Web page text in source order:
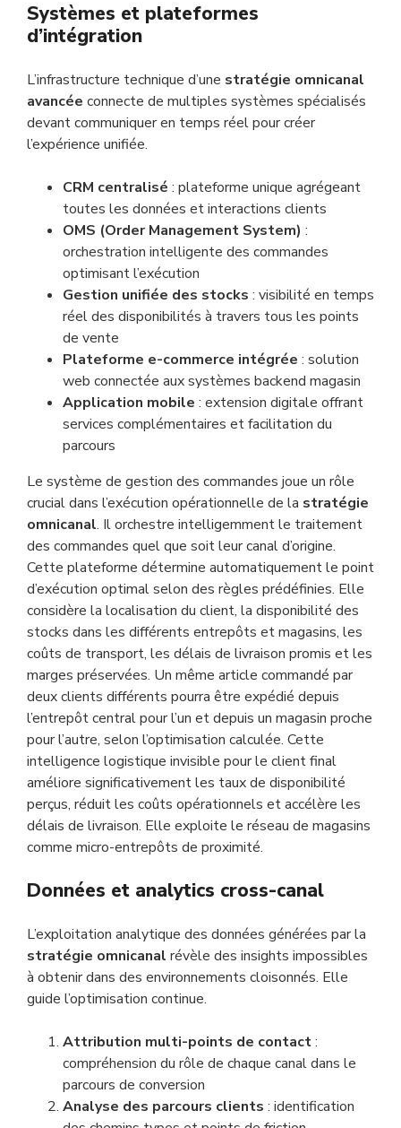
Systèmes et plateformes
d’intégration
L’infrastructure technique d’une stratégie omnicanal
avancée connecte de multiples systèmes spécialisés
devant communiquer en temps réel pour créer
l’expérience unifiée.
CRM centralisé : plateforme unique agrégeant
toutes les données et interactions clients
OMS (Order Management System) :
orchestration intelligente des commandes
optimisant l’exécution
Gestion unifiée des stocks : visibilité en temps
réel des disponibilités à travers tous les points
de vente
Plateforme e-commerce intégrée : solution
web connectée aux systèmes backend magasin
Application mobile : extension digitale offrant
services complémentaires et facilitation du
parcours
Le système de gestion des commandes joue un rôle
crucial dans l’exécution opérationnelle de la stratégie
omnicanal. Il orchestre intelligemment le traitement
des commandes quel que soit leur canal d’origine.
Cette plateforme détermine automatiquement le point
d’exécution optimal selon des règles prédéfinies. Elle
considère la localisation du client, la disponibilité des
stocks dans les différents entrepôts et magasins, les
coûts de transport, les délais de livraison promis et les
marges préservées. Un même article commandé par
deux clients différents pourra être expédié depuis
l’entrepôt central pour l’un et depuis un magasin proche
pour l’autre, selon l’optimisation calculée. Cette
intelligence logistique invisible pour le client final
améliore significativement les taux de disponibilité
perçus, réduit les coûts opérationnels et accélère les
délais de livraison. Elle exploite le réseau de magasins
comme micro-entrepôts de proximité.
Données et analytics cross-canal
L’exploitation analytique des données générées par la
stratégie omnicanal révèle des insights impossibles
à obtenir dans des environnements cloisonnés. Elle
guide l’optimisation continue.
Attribution multi-points de contact:
compréhension du rôle de chaque canal dans le
parcours de conversion
Analyse des parcours clients : identification